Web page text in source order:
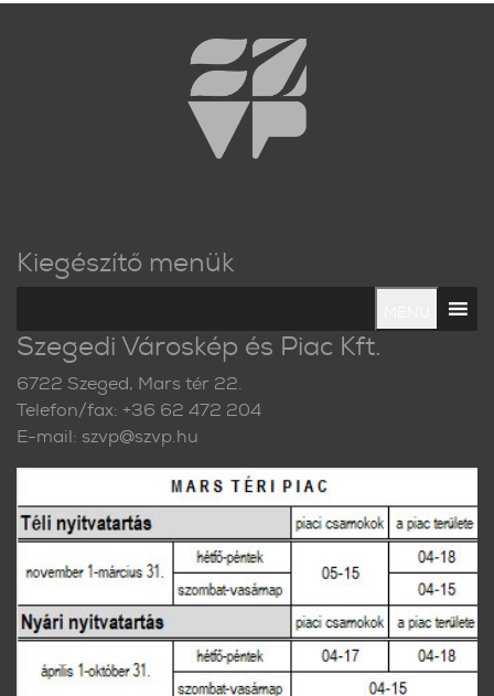
Kiegészítő menük
Szegedi Városkép és Piac Kft.
6722 Szeged, Mars tér 22.
Telefon/fax: +36 62 472 204
E-mail: szvp@szvp.hu